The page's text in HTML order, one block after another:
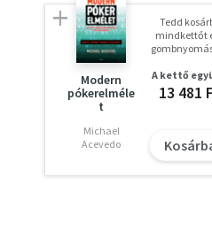
Modern
pókerelméle
t
Michael
Acevedo
Tedd
mindkettőt
A kettő
13 481